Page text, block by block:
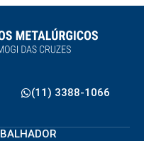
(11) 3388-1066